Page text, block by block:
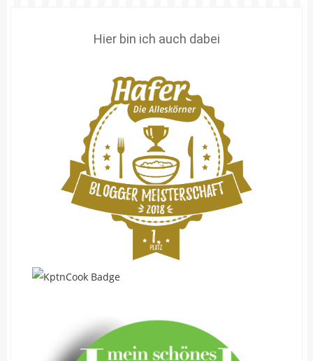
Hier bin ich auch dabei